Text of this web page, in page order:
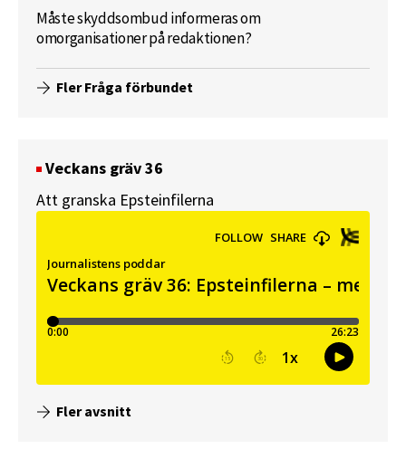
Måste skyddsombud informeras om
omorganisationer på redaktionen?
Fler Fråga förbundet
Veckans gräv 36
Att granska Epsteinfilerna
Fler avsnitt